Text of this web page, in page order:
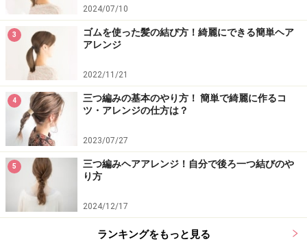
2024/07/10
3
ゴムを使った髪の結び方！綺麗にできる簡単ヘア
アレンジ
2022/11/21
4
三つ編みの基本のやり方！ 簡単で綺麗に作るコ
ツ・アレンジの仕方は？
2023/07/27
5
三つ編みヘアアレンジ！自分で後ろ一つ結びのや
り方
2024/12/17
ランキングをもっと見る